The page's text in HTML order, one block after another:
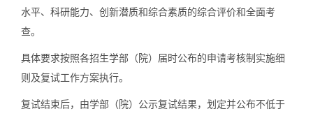
水平、科研能力、创新潜质和综合素质的综合评价和全面考
查。
具体要求按照各招生学部（院）届时公布的申请考核制实施细
则及复试工作方案执行。
复试结束后，由学部（院）公示复试结果，划定并公布不低于